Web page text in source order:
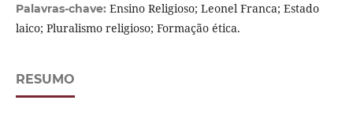
Palavras-chave: Ensino Religioso; Leonel Franca; Estado
laico; Pluralismo religioso; Formação ética.
RESUMO